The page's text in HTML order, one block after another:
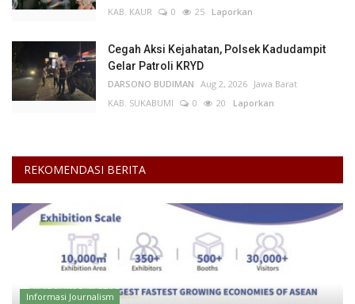
KAB. KAUR
0 25 Laporkan
Cegah Aksi Kejahatan, Polsek Kadudampit
Gelar Patroli KRYD
DARSONO BUDIMAN Aug 2, 2026 Jawa Barat
KAB. SUKABUMI
0 20 Laporkan
REKOMENDASI BERITA
Informasi Journalism